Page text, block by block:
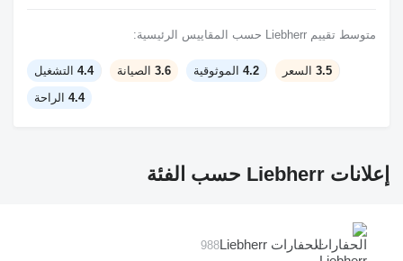
متوسط تقييم Liebherr حسب المقاييس الرئيسية:
3.5 السعر 4.2 الموثوقية 3.6 الصيانة 4.4 التشغيل
4.4 الراحة
إعلانات Liebherr حسب الفئة
الحفارات Liebherr 988